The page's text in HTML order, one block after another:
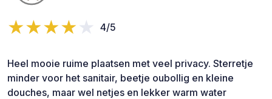
4/5
Heel mooie ruime plaatsen met veel privacy. Sterretje
minder voor het sanitair, beetje oubollig en kleine
douches, maar wel netjes en lekker warm water